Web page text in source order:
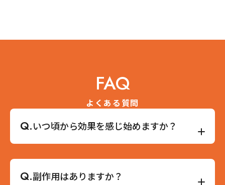
FAQ
よくある質問
Q.いつ頃から効果を感じ始めますか？
A.個人差はありますが、幹細胞培養上清液の効果は
当日～1週間程度で感じる方が多い傾向です。幹細
Q.副作用はありますか？